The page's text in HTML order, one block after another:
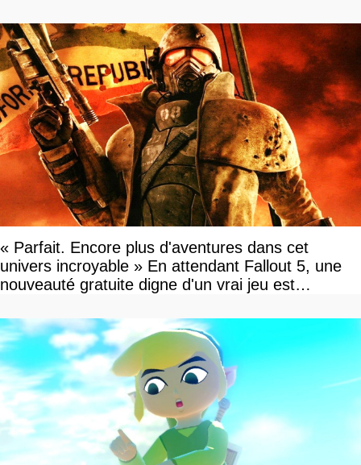
« Parfait. Encore plus d'aventures dans cet
univers incroyable » En attendant Fallout 5, une
nouveauté gratuite digne d'un vrai jeu est